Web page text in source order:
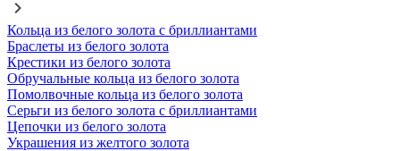
Кольца из белого золота с бриллиантами
Браслеты из белого золота
Крестики из белого золота
Обручальные кольца из белого золота
Помолвочные кольца из белого золота
Серьги из белого золота с бриллиантами
Цепочки из белого золота
Украшения из желтого золота